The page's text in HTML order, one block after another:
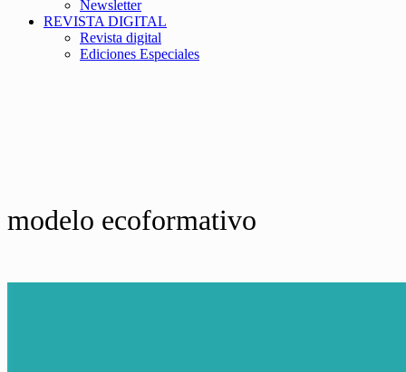
Newsletter
REVISTA DIGITAL
Revista digital
Ediciones Especiales
modelo ecoformativo